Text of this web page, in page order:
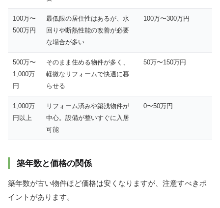
100万〜
500万円
最低限の居住性はあるが、水
回りや断熱性能の改善が必要
な場合が多い
100万〜300万円
500万〜
1,000万
円
そのまま住める物件が多く、
軽微なリフォームで快適に暮
らせる
50万〜150万円
1,000万
円以上
リフォーム済みや築浅物件が
中心。設備が整いすぐに入居
可能
0〜50万円
築年数と価格の関係
築年数が古い物件ほど価格は安くなりますが、注意すべきポ
イントがあります。